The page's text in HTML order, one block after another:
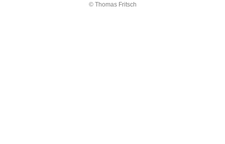
© Thomas Fritsch